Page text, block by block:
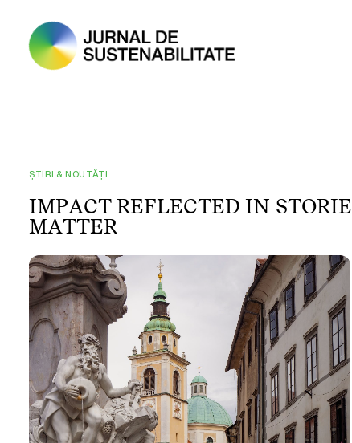
ȘTIRI & NOUTĂȚI
IMPACT REFLECTED IN STORIE
MATTER